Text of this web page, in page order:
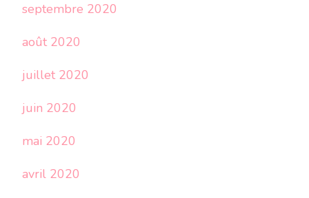
septembre 2020
août 2020
juillet 2020
juin 2020
mai 2020
avril 2020